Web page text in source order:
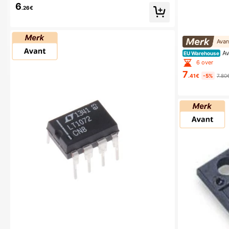
6.26€
EU Warehouse
n
6 over
7.41€ -5%